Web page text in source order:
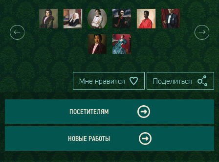
Мне нравится Поделиться
ПОСЕТИТЕЛЯМ
НОВЫЕ РАБОТЫ